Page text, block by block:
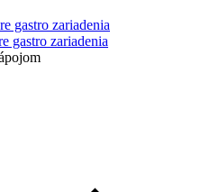
gastro zariadenia
gastro zariadenia